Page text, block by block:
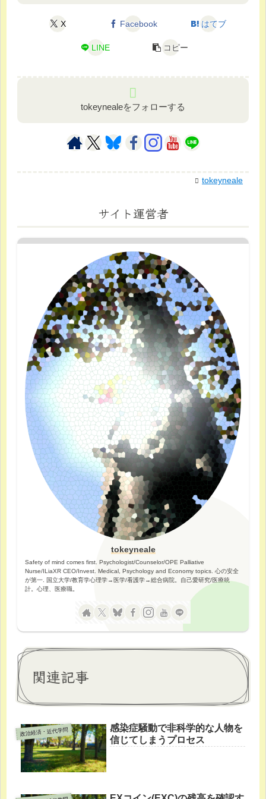
X Facebook はてブ
LINE コピー
tokeynealeをフォローする
tokeyneale
サイト運営者
tokeyneale
Safety of mind comes first. Psychologist/Counselor/OPE Palliative
Nurse/ILiaXR CEO/Invest. Medical, Psychology and Economy topics. 心の安全
が第一. 国立大学/教育学心理学→医学/看護学→総合病院。自己愛研究/医療統
計。心理、医療職。
関連記事
政治経済・近代学問
感染症騒動で非科学的な人物を
信じてしまうプロセス